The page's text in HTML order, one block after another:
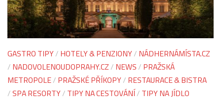
GASTRO TIPY/ HOTELY & PENZIONY/ NÁDHERNÁMÍSTA.CZ
/ NADOVOLENOUDOPRAHY.CZ / NEWS / PRAŽSKÁ
METROPOLE/ PRAŽSKÉ PŘÍKOPY/ RESTAURACE & BISTRA
/SPA RESORTY/ TIPY NA CESTOVÁNÍ/ TIPY NA JÍDLO